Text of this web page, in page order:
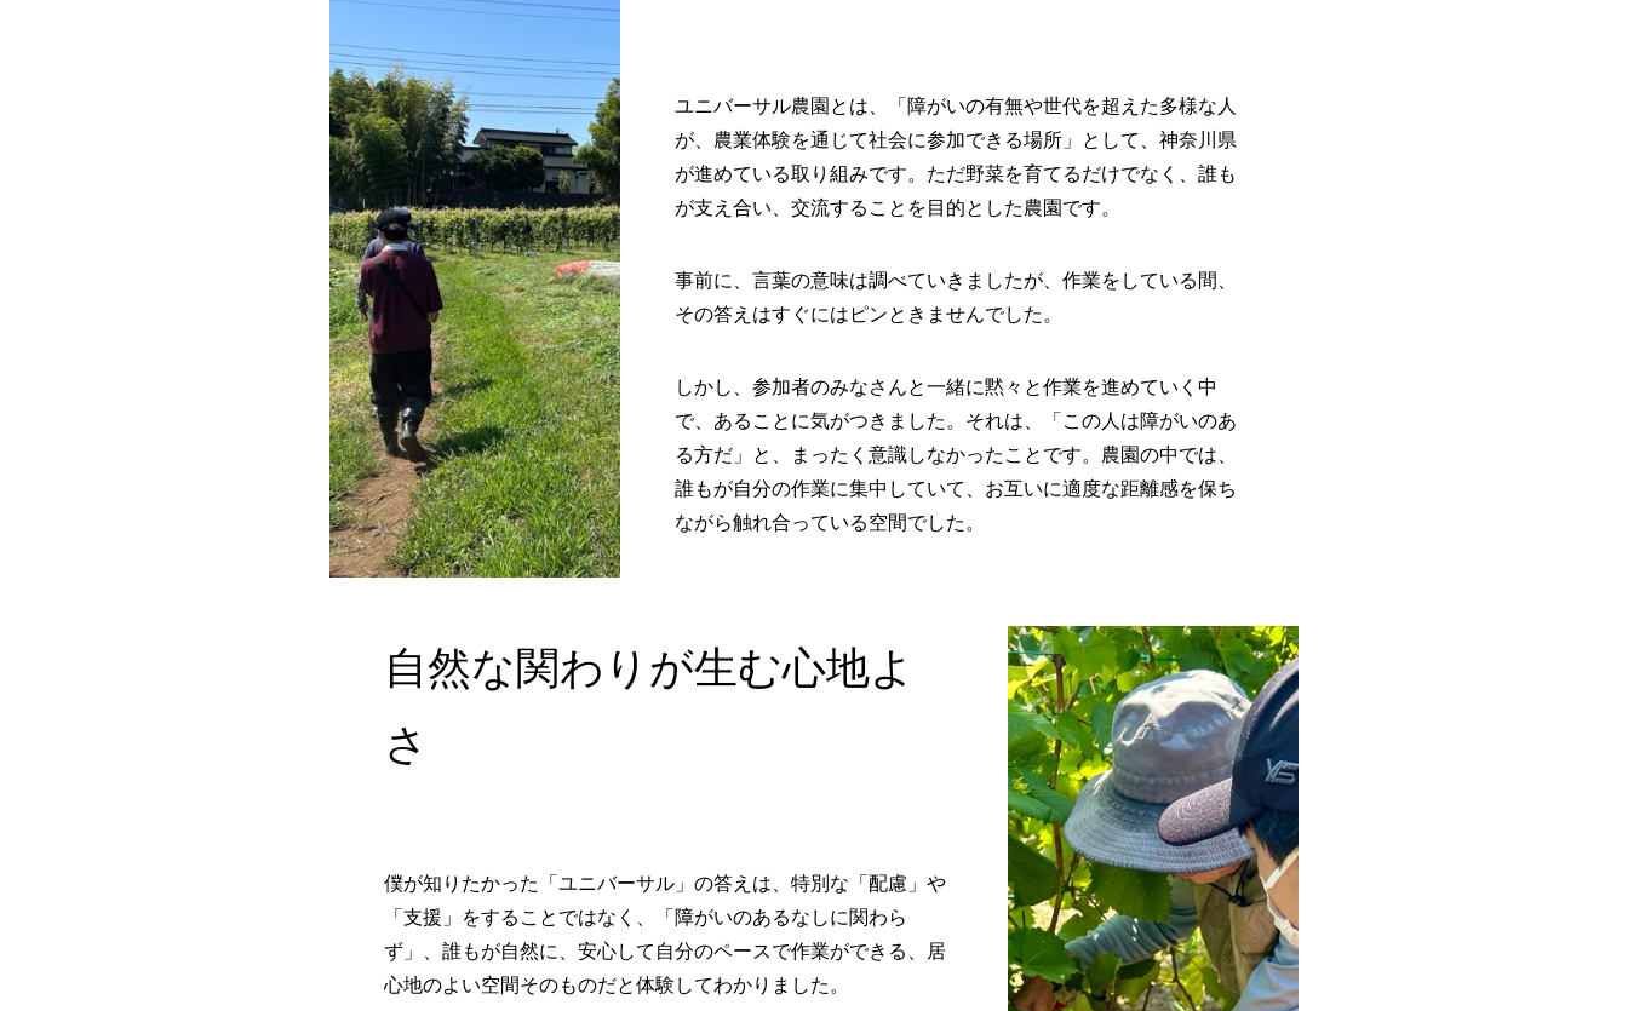
ユニバーサル農園とは、「障がいの有無や世代を超えた多様な人
が、農業体験を通じて社会に参加できる場所」として、神奈川県
が進めている取り組みです。ただ野菜を育てるだけでなく、誰も
が支え合い、交流することを目的とした農園です。
事前に、言葉の意味は調べていきましたが、作業をしている間、
その答えはすぐにはピンときませんでした。
しかし、参加者のみなさんと一緒に黙々と作業を進めていく中
で、あることに気がつきました。それは、「この人は障がいのあ
る方だ」と、まったく意識しなかったことです。農園の中では、
誰もが自分の作業に集中していて、お互いに適度な距離感を保ち
ながら触れ合っている空間でした。
自然な関わりが生む心地よ
さ
僕が知りたかった「ユニバーサル」の答えは、特別な「配慮」や
「支援」をすることではなく、「障がいのあるなしに関わら
ず」、誰もが自然に、安心して自分のペースで作業ができる、居
心地のよい空間そのものだと体験してわかりました。